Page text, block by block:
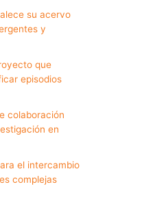
su acervo
y
que
episodios
colaboración
en
el intercambio
complejas